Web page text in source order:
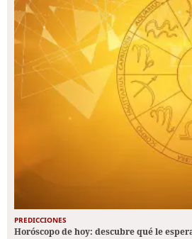
PREDICCIONES
Horóscopo de hoy: descubre qué le